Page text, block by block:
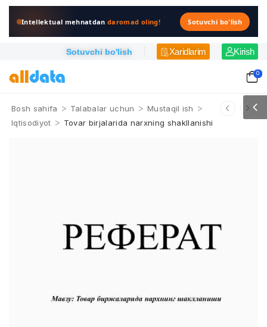
Intellektual mehnatdandaromad oling! Sotuvchi bo'lish
Sotuvchi bo'lish Xaridlarim Kirish
0
Bosh sahifa > Talabalar uchun > Mustaqil ish >
Iqtisodiyot > Tovar birjalarida narxning shakllanishi